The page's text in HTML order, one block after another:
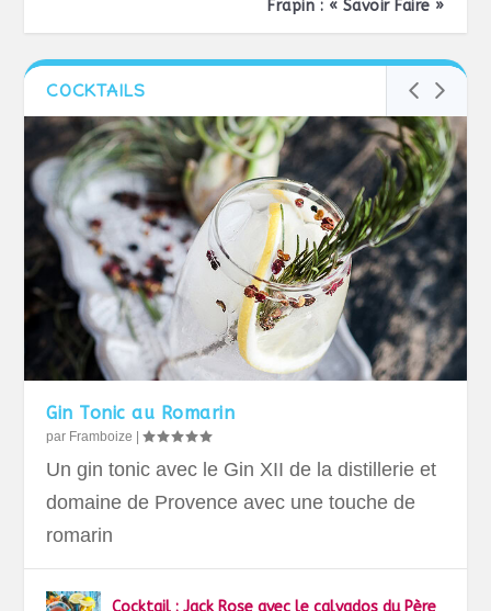
Frapin : « Savoir Faire »
COCKTAILS
Gin Tonic au Romarin
par Framboize |
Un gin tonic avec le Gin XII de la distillerie et
domaine de Provence avec une touche de
romarin
Cocktail : Jack Rose avec le calvados du Père